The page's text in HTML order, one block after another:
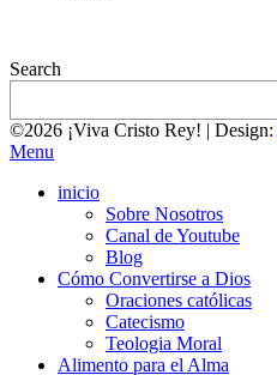
Search
©2026 ¡Viva Cristo Rey! | Design:
Menu
inicio
Sobre Nosotros
Canal de Youtube
Blog
Cómo Convertirse a Dios
Oraciones católicas
Catecismo
Teologia Moral
Alimento para el Alma